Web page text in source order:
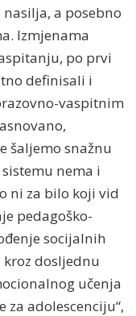
a posebno
Izmjenama
po prvi
definisali i
vaspitnim
šaljemo snažnu
nema i
ni za bilo koji vid
pedagoško-
socijalnih
dosljednu
učenja
za adolescenciju“,